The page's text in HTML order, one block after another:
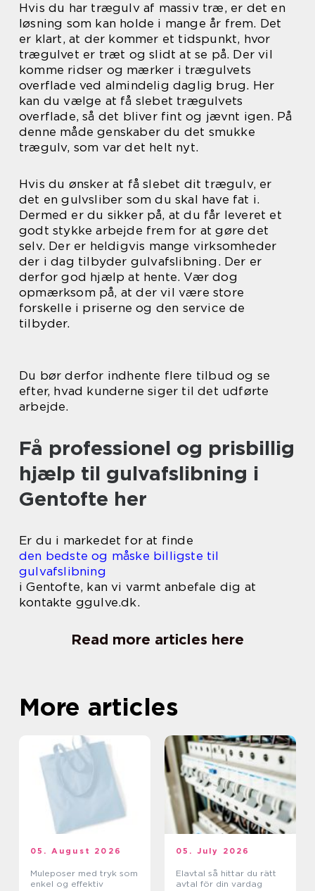
Hvis du har trægulv af massiv træ, er det en
løsning som kan holde i mange år frem. Det
er klart, at der kommer et tidspunkt, hvor
trægulvet er træt og slidt at se på. Der vil
komme ridser og mærker i trægulvets
overflade ved almindelig daglig brug. Her
kan du vælge at få slebet trægulvets
overflade, så det bliver fint og jævnt igen. På
denne måde genskaber du det smukke
trægulv, som var det helt nyt.
Hvis du ønsker at få slebet dit trægulv, er
det en gulvsliber som du skal have fat i.
Dermed er du sikker på, at du får leveret et
godt stykke arbejde frem for at gøre det
selv. Der er heldigvis mange virksomheder
der i dag tilbyder gulvafslibning. Der er
derfor god hjælp at hente. Vær dog
opmærksom på, at der vil være store
forskelle i priserne og den service de
tilbyder.
Du bør derfor indhente flere tilbud og se
efter, hvad kunderne siger til det udførte
arbejde.
Få professionel og prisbillig
hjælp til gulvafslibning i
Gentofte her
Er du i markedet for at finde
den bedste og måske billigste til
gulvafslibning
i Gentofte, kan vi varmt anbefale dig at
kontakte ggulve.dk.
Read more articles here
More articles
05. August 2026
Muleposer med tryk som
enkel og effektiv
05. July 2026
Elavtal så hittar du rätt
avtal för din vardag